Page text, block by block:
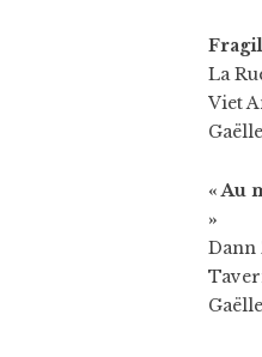
La
Viet
« Au
»
Dann